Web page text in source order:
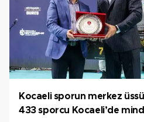
Kocaeli sporun merkez
433 sporcu Kocaeli’de